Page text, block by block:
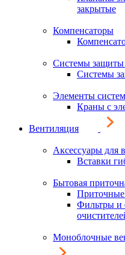
закрытые
Компенсаторы
Системы защиты
Системы
Элементы
Краны с
Вентиляция
Аксессуары для
Вставки
Бытовая
Приточные
Фильтры и
Моноблочные